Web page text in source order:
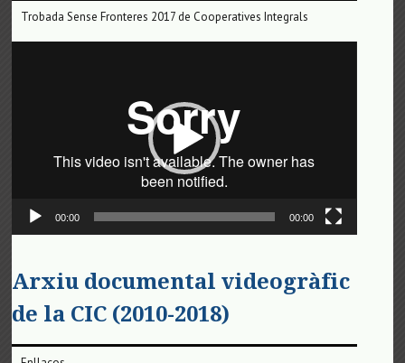
Trobada Sense Fronteres 2017 de Cooperatives Integrals
00:00 00:00
Arxiu documental videogràfic
de la CIC (2010-2018)